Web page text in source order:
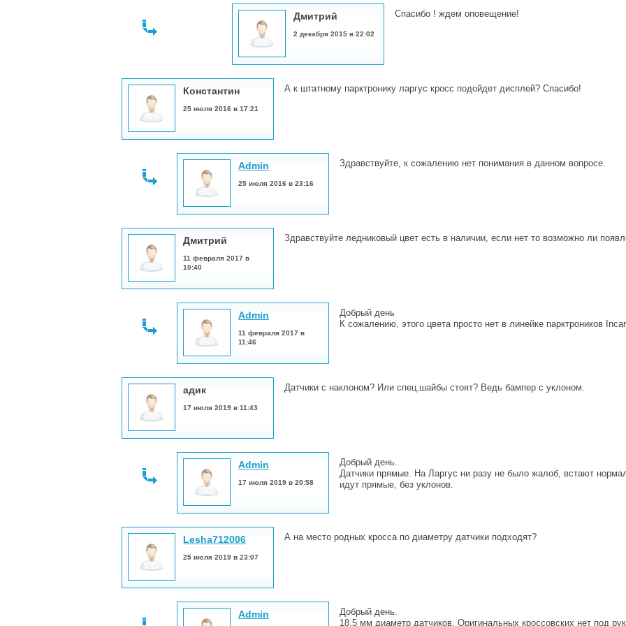
Дмитрий
2 декабря 2015 в 22:02
Спасибо ! ждем оповещение!
Константин
25 июля 2016 в 17:21
А к штатному парктронику ларгус кросс подойдет дисплей? Спасибо!
Admin
25 июля 2016 в 23:16
Здравствуйте, к сожалению нет понимания в данном вопросе.
Дмитрий
11 февраля 2017 в
10:40
Здравствуйте ледниковый цвет есть в наличии, если нет то возможно ли
Admin
11 февраля 2017 в
11:46
Добрый день
К сожалению, этого цвета просто нет в линейке парктроников Incar
адик
17 июля 2019 в 11:43
Датчики с наклоном? Или спец.шайбы стоят? Ведь бампер с уклоном.
Admin
17 июля 2019 в 20:58
Добрый день.
Датчики прямые. На Ларгус ни разу не было жалоб, встают
идут прямые, без уклонов.
Lesha712006
25 июля 2019 в 23:07
А на место родных кросса по диаметру датчики подходят?
Admin
Добрый день.
18,5 мм диаметр датчиков. Оригинальных кроссовских нет под